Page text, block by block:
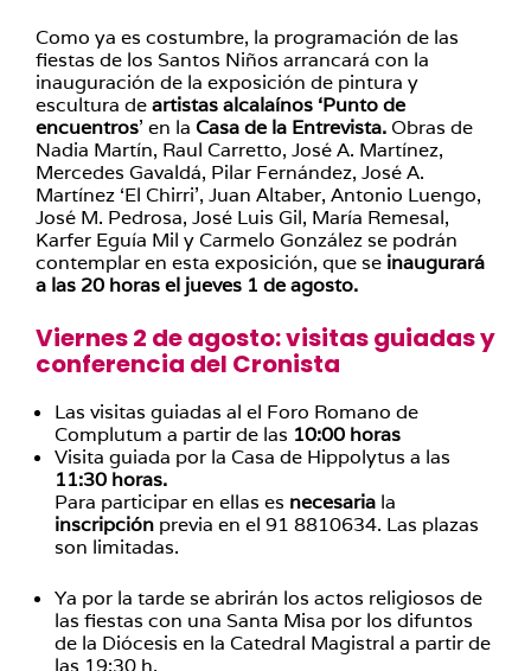
Como ya es costumbre, la programación de las
fiestas de los Santos Niños arrancará con la
inauguración de la exposición de pintura y
escultura deartistas alcalaínos ‘Punto de
encuentros’ en la Casa de la Entrevista.Obras de
Nadia Martín, Raul Carretto, José A. Martínez,
Mercedes Gavaldá, Pilar Fernández, José A.
Martínez ‘El Chirri’, Juan Altaber, Antonio Luengo,
José M. Pedrosa, José Luis Gil, María Remesal,
Karfer Eguía Mil y Carmelo González se podrán
contemplar en esta exposición, que se inaugurará
a las 20 horas el jueves 1 de agosto.
Viernes 2 de agosto: visitas guiadas y
conferencia del Cronista
Las visitas guiadas al el Foro Romano de
Complutum a partir de las 10:00 horas
Visita guiada por la Casa de Hippolytus a las
11:30 horas.
Para participar en ellas es necesaria la
inscripción previa en el 91 8810634. Las plazas
son limitadas.
Ya por la tarde se abrirán los actos religiosos de
las fiestas con una Santa Misa por los difuntos
de la Diócesis en la Catedral Magistral a partir de
las 19:30 h.